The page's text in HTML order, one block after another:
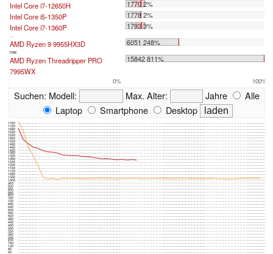
Intel Core i7-12650H
1770 2%
Intel Core i5-1350P
1778 2%
Intel Core i7-1360P
1793 3%
AMD Ryzen 9 9955HX3D 6051 248%
max:
AMD Ryzen Threadripper PRO
7995WX
15842 811%
0% 100%
Suchen: Modell: Max. Alter: Jahre
Alle
Laptop
Smartphone Desktop
40
80
120
160
200
240
280
320
360
400
440
480
520
560
600
640
680
720
760
800
840
880
920
960
1000
1040
1080
1120
1160
1200
1240
1280
1320
1360
1400
1440
1480
1520
1560
1600
1640
1680
1720
1760